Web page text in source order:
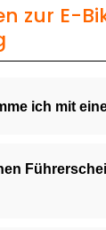
zur E-
ich mit